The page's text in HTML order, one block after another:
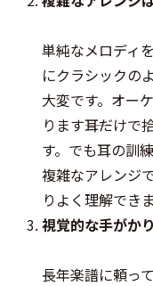
単純なメロディ
にクラシックの
大変です。オー
ります――耳だけ
す。でも耳の訓
複雑なアレンジ
りよく理解できま
視覚的な手がか
長年楽譜に頼っ